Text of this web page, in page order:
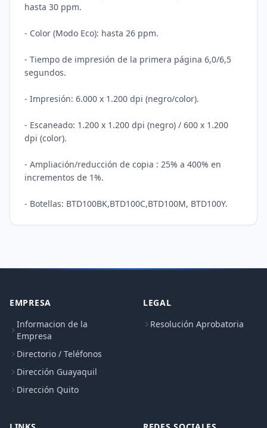
hasta 30 ppm.
- Color (Modo Eco): hasta 26 ppm.
- Tiempo de impresión de la primera página 6,0/6,5
segundos.
- Impresión: 6.000 x 1.200 dpi (negro/color).
- Escaneado: 1.200 x 1.200 dpi (negro) / 600 x 1.200
dpi (color).
- Ampliación/reducción de copia : 25% a 400% en
incrementos de 1%.
EMPRESA
Informacion de la
Empresa
Directorio / Teléfonos
Dirección Guayaquil
Dirección Quito
LEGAL
Resolución Aprobatoria